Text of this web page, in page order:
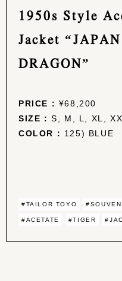
1950s Style
Jacket
DRAGON”
PRICE : ¥68,200
SIZE : S, M, L, XL,
COLOR : 125) BLUE
#TAILOR TOYO
#ACETATE #TIGER